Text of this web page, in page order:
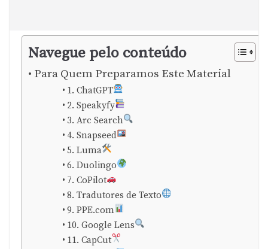
Navegue pelo conteúdo
Para Quem Preparamos Este Material
1. ChatGPT
2. Speakyfy
3. Arc Search
4. Snapseed
5. Luma
6. Duolingo
7. CoPilot
8. Tradutores de Texto
9. PPE.com
10. Google Lens
11. CapCut